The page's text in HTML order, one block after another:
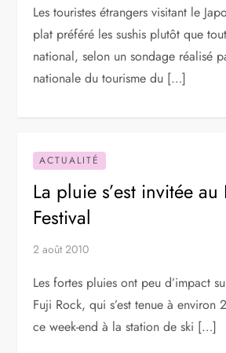
Les touristes étrangers visitant le
plat préféré les sushis plutôt que
national, selon un sondage réalisé
nationale du tourisme du […]
ACTUALITÉ
La pluie s’est invitée au
Festival
2 août 2010
Les fortes pluies ont peu d’impact
Fuji Rock, qui s’est tenue à environ
ce week-end à la station de ski […]